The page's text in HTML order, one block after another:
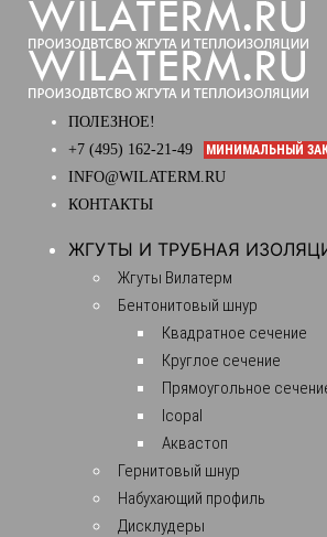
ПОЛЕЗНОЕ!
+7 (495) 162-21-49
МИНИМАЛЬНЫЙ
INFO@WILATERM.RU
КОНТАКТЫ
ЖГУТЫ И ТРУБНАЯ
Жгуты Вилатерм
Бентонитовый шнур
Квадратное сечение
Круглое сечение
Прямоугольное
Icopal
Аквастоп
Гернитовый шнур
Набухающий профиль
Дисклудеры